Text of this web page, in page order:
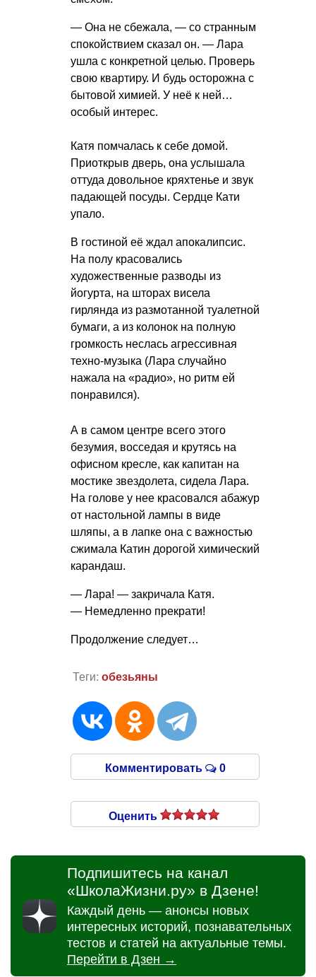
— Она не сбежала, — со странным
спокойствием сказал он. — Лара
ушла с конкретной целью. Проверь
свою квартиру. И будь осторожна с
бытовой химией. У неё к ней…
особый интерес.
Катя помчалась к себе домой.
Приоткрыв дверь, она услышала
оттуда довольное кряхтенье и звук
падающей посуды. Сердце Кати
упало.
В гостиной её ждал апокалипсис.
На полу красовались
художественные разводы из
йогурта, на шторах висела
гирлянда из размотанной туалетной
бумаги, а из колонок на полную
громкость неслась агрессивная
техно-музыка (Лара случайно
нажала на «радио», но ритм ей
понравился).
А в самом центре всего этого
безумия, восседая и крутясь на
офисном кресле, как капитан на
мостике звездолета, сидела Лара.
На голове у нее красовался абажур
от настольной лампы в виде
шляпы, а в лапке она с важностью
сжимала Катин дорогой химический
карандаш.
— Лара! — закричала Катя.
— Немедленно прекрати!
Продолжение следует…
Теги: обезьяны
Комментировать 0
Оценить
Подпишитесь на канал
«ШколаЖизни.ру» в Дзене!
Каждый день — анонсы новых
интересных историй, познавательных
тестов и статей на актуальные темы.
Перейти в Дзен →